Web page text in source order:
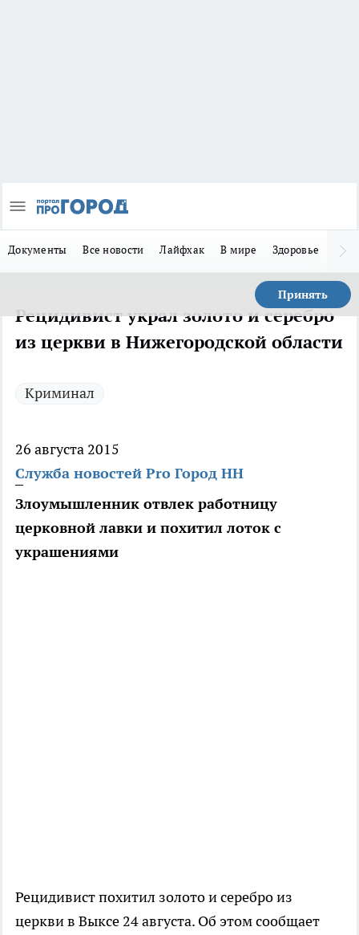
Документы Все новости Лайфхак В мире Здоровье
Принять
Рецидивист украл золото и серебро
из церкви в Нижегородской области
Криминал
26 августа 2015
Служба новостей Pro Город НН
Злоумышленник отвлек работницу
церковной лавки и похитил лоток с
украшениями
Рецидивист похитил золото и серебро из
церкви в Выксе 24 августа. Об этом сообщает